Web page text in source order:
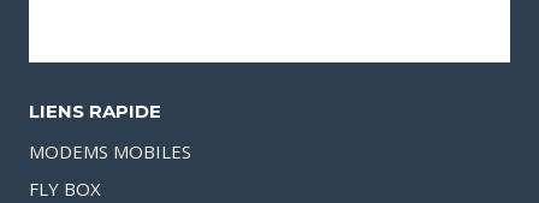
LIENS RAPIDE
MODEMS MOBILES
FLY BOX